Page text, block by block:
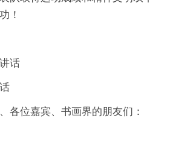
！
话
各位嘉宾、书画界的朋友们：